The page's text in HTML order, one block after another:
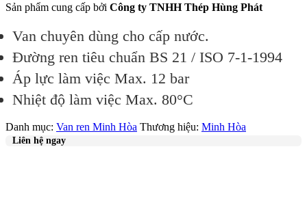
Sản phẩm cung cấp bởi Công ty TNHH Thép Hùng Phát
Van chuyên dùng cho cấp nước.
Đường ren tiêu chuẩn BS 21 / ISO 7-1-1994
Áp lực làm việc Max. 12 bar
Nhiệt độ làm việc Max. 80°C
Danh mục: Van ren Minh Hòa Thương hiệu: Minh Hòa
Liên hệ ngay